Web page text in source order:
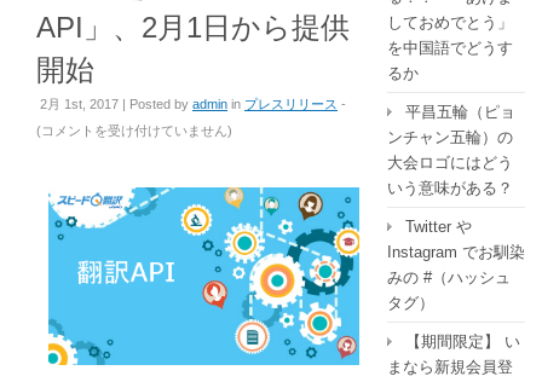
API」、2月1日から提供
開始
2月 1st, 2017 | Posted by admin in プレスリリース -
(大
ン
低
価
コメントを受け付けていません)
しておめでとう」
を中国語でどうす
るか
平昌五輪（ピョ
ンチャン五輪）の
大会ロゴにはどう
いう意味がある？
Twitter や
Instagram でお馴染
みの #（ハッシュ
タグ）
【期間限定】 い
まなら新規会員登